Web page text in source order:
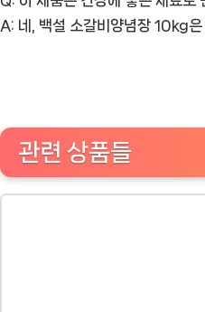
A: 네, 백설 소갈비양념장 10kg은
관련 상품들